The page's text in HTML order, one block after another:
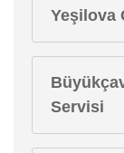
Yeşilova
Servisi